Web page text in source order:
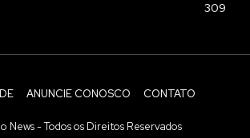
309
ANUNCIE CONOSCO CONTATO
News - Todos os Direitos Reservados